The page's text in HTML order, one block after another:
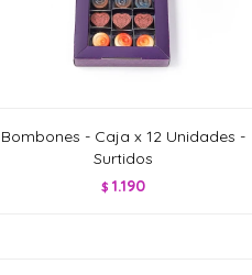
Bombones - Caja x 12 Unidades -
Surtidos
$ 1.190